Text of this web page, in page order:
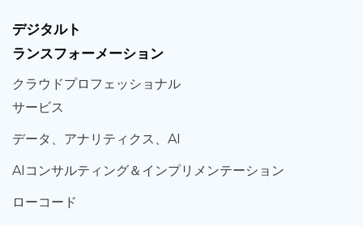
デジタルト
ランスフォーメーション
クラウドプロフェッショナル
サービス
データ、 アナリティクス、 AI
AIコンサルティング＆ インプリメンテーション
ローコード